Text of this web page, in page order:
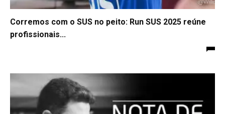
Corremos com o SUS no peito: Run SUS 2025 reúne
profissionais...